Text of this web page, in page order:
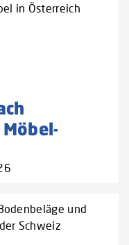
in Österreich
und
Schweiz